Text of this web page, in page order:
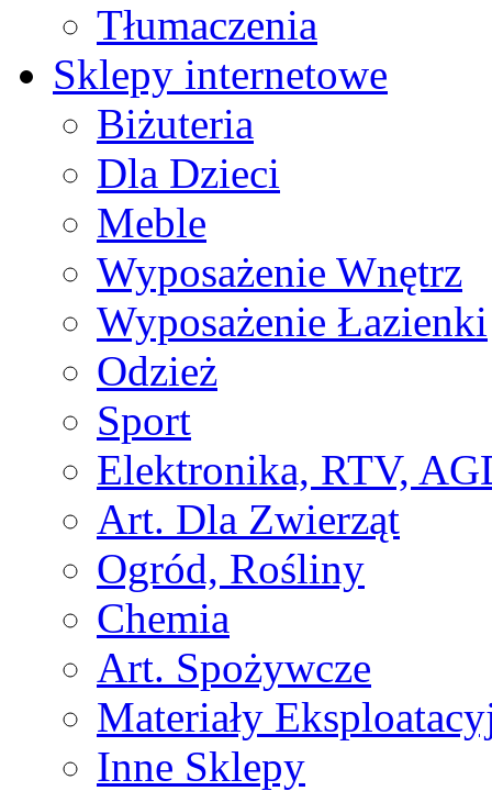
Tłumaczenia
Sklepy internetowe
Biżuteria
Dla Dzieci
Meble
Wyposażenie Wnętrz
Wyposażenie Łazienki
Odzież
Sport
Elektronika, RTV,
Art. Dla Zwierząt
Ogród, Rośliny
Chemia
Art. Spożywcze
Materiały
Inne Sklepy